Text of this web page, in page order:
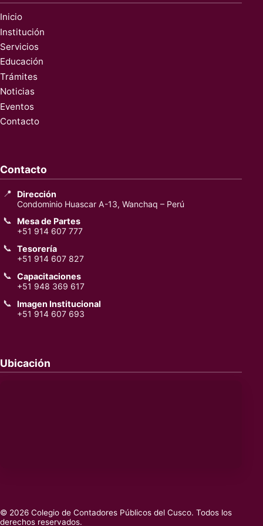
Inicio
Institución
Servicios
Educación
Trámites
Noticias
Eventos
Contacto
Contacto
📍
Dirección
Condominio Huascar A-13, Wanchaq – Perú
📞
Mesa de Partes
+51 914 607 777
📞 Tesorería
+51 914 607 827
📞 Capacitaciones
+51 948 369 617
📞
Imagen Institucional
+51 914 607 693
Ubicación
© 2026 Colegio de Contadores Públicos del Cusco. Todos los
derechos reservados.